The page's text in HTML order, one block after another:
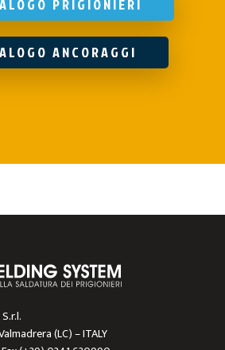
PRIGIONIERI
ANCORAGGI
(LC) – ITALY